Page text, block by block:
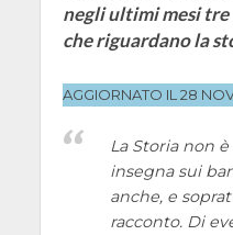
negli ultimi mesi
che riguardano la
AGGIORNATO IL 28
La Storia non
insegna sui
anche, e
racconto. Di